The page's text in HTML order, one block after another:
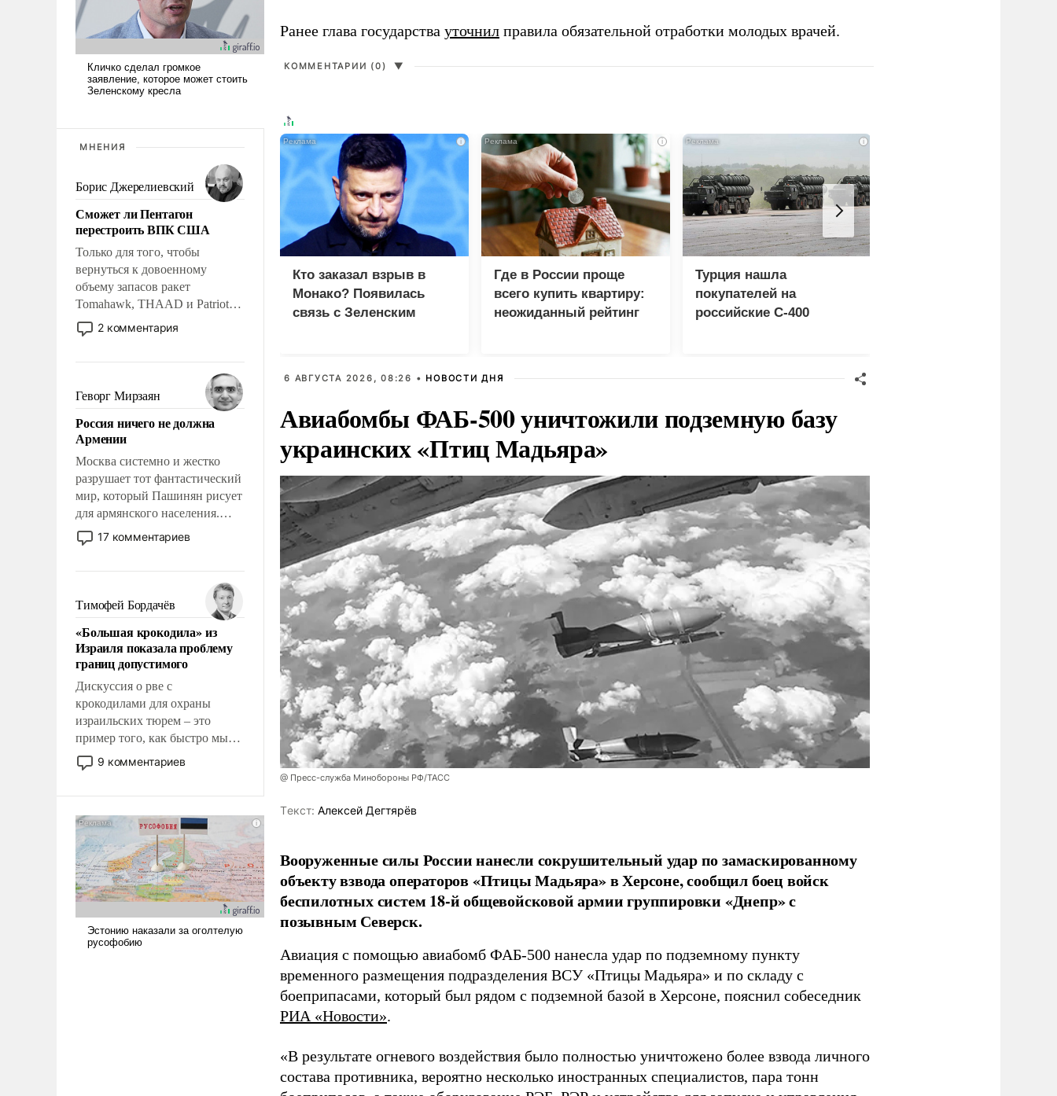
МНЕНИЯ
Борис Джерелиевский
Сможет ли Пентагон
перестроить ВПК США
Только для того, чтобы
вернуться к довоенному
объему запасов ракет
Tomahawk, THAAD и Patriot
США потребуется более трех
лет. Даже небольшая война с
Сложившаяся ситуация
означает многолетний период
уязвимости США, например,
перед Китаем.
2 комментария
Геворг Мирзаян
Россия ничего не должна
Армении
Москва системно и жестко
разрушает тот фантастический
мир, который Пашинян рисует
для армянского населения.
Мир, где политические
прожекты будут безусловно
налогоплательщиков и где
Еревану за свои поступки не
нужно отвечать.
17 комментариев
Тимофей Бордачёв
«Большая крокодила» из
Израиля показала проблему
границ допустимого
Дискуссия о рве с
крокодилами для охраны
израильских тюрем – это
пример того, как быстро мы
двигаемся по пути
революционных изменений.
псевдонаучной фантастики,
стало всерьез обсуждаемой
идеей.
9 комментариев
Ранее глава государства уточнил правила обязательной отработки молодых врачей.
КОММЕНТАРИИ (0) ▼
i
Кто заказал взрыв в
Монако? Появилась
связь с Зеленским
i
Где в России проще
всего купить квартиру:
неожиданный рейтинг
i
Турция нашла
покупателей на
российские C-400
6 АВГУСТА 2026, 08:26 • НОВОСТИ ДНЯ
Авиабомбы ФАБ-500 уничтожили подземную базу
украинских «Птиц Мадьяра»
@ Пресс-служба Минобороны РФ/ТАСС
Tекст: Алексей Дегтярёв
Вооруженные силы России нанесли сокрушительный удар по замаскированному
объекту взвода операторов «Птицы Мадьяра» в Херсоне, сообщил боец войск
беспилотных систем 18-й общевойсковой армии группировки «Днепр» с
позывным Северск.
Авиация с помощью авиабомб ФАБ-500 нанесла удар по подземному пункту
временного размещения подразделения ВСУ «Птицы Мадьяра» и по складу с
боеприпасами, который был рядом с подземной базой в Херсоне, пояснил собеседник
РИА «Новости».
«В результате огневого воздействия было полностью уничтожено более взвода личного
состава противника, вероятно несколько иностранных специалистов, пара тонн